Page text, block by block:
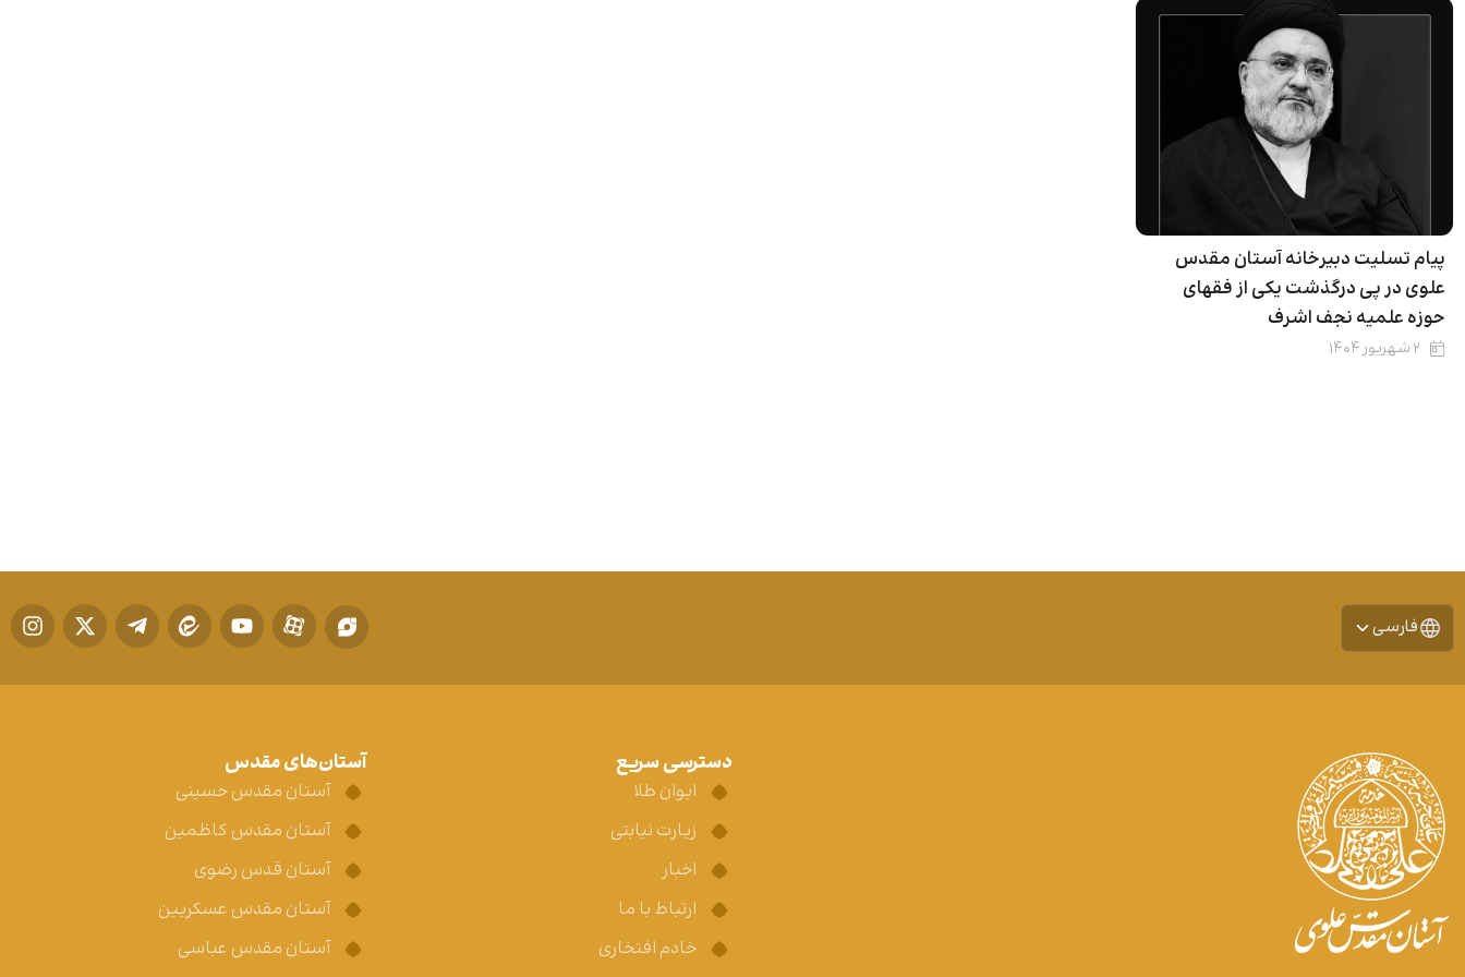
پیام تسلیت دبیرخانه آستان مقدس
علوی در پی درگذشت یکی از فقهای
حوزه علمیه نجف اشرف
۲ شهریور ۱۴۰۴
فارسی
دسترسی سریع
ایوان طلا
زیارت نیابتی
اخبار
ارتباط با ما
خادم افتخاری
آستان‌های مقدس
آستان مقدس حسینی
آستان مقدس کاظمین
آستان قدس رضوی
آستان مقدس عسکریین
آستان مقدس عباسی